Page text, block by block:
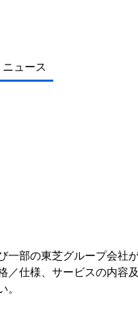
ニュース
一部の東芝グループ会社
／仕様、サービスの内容
。